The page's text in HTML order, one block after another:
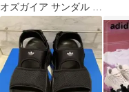
オズガイア サンダル ブ
ラック 25.5cm